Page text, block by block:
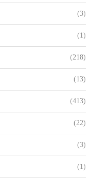
(3)
(1)
(218)
(13)
(413)
(22)
(3)
(1)